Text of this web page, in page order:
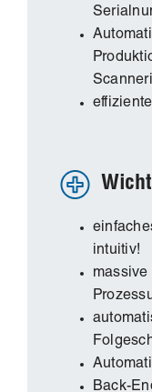
intuitiv!
massive
Back-